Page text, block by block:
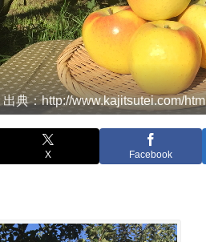
出典：http://www.kajitsutei.com/
X Facebook